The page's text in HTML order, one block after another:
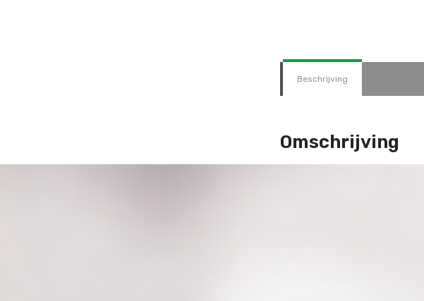
Beschrijving
Omschrijving